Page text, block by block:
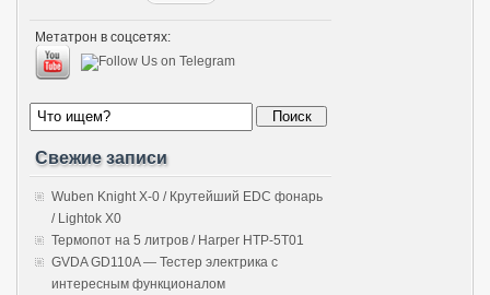
Метатрон в соцсетях:
Свежие записи
Wuben Knight X-0 / Крутейший EDC фонарь
/ Lightok X0
Термопот на 5 литров / Harper HTP-5T01
GVDA GD110A — Тестер электрика с
интересным функционалом